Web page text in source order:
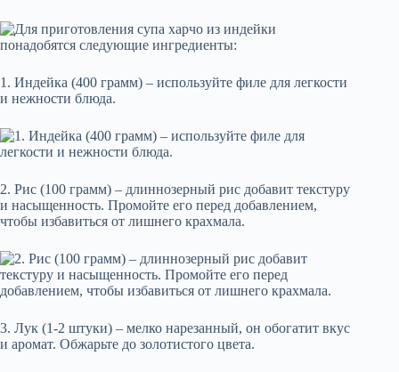
1. Индейка (400 грамм) – используйте филе для легкости
и нежности блюда.
2. Рис (100 грамм) – длиннозерный рис добавит текстуру
и насыщенность. Промойте его перед добавлением,
чтобы избавиться от лишнего крахмала.
3. Лук (1-2 штуки) – мелко нарезанный, он обогатит вкус
и аромат. Обжарьте до золотистого цвета.